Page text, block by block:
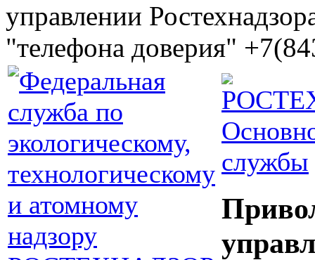
управлении
"телефона доверия"
службы